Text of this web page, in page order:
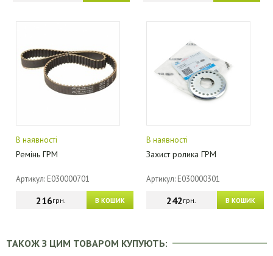
В наявності
Ремінь ГРМ
Артикул: E030000701
В КОШИК
216грн.
В наявності
Захист ролика ГРМ
Артикул: E030000301
В КОШИК
242грн.
ТАКОЖ З ЦИМ ТОВАРОМ КУПУЮТЬ: